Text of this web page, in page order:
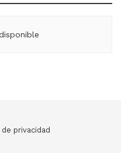
privacidad